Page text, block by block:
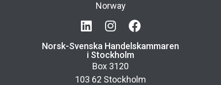
Norway
Norsk-Svenska Handelskammaren
i Stockholm
Box 3120
103 62 Stockholm